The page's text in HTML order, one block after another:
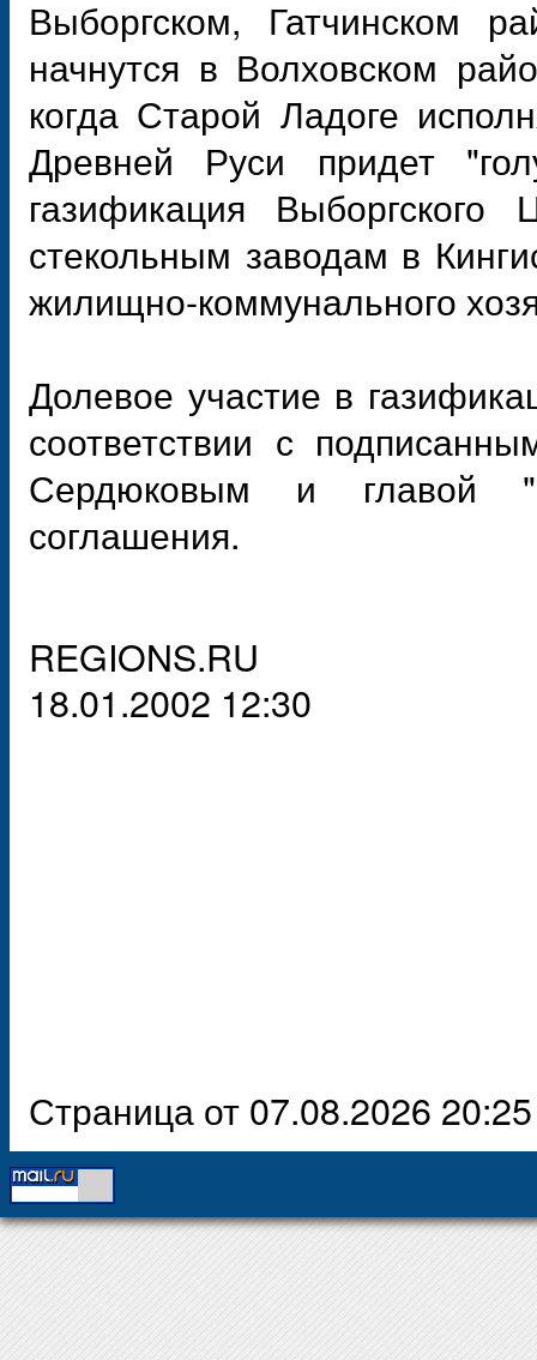
Выборгском, Гатчинском
начнутся в Волховском
когда Старой Ладоге
Древней Руси придет
газификация
стекольным заводам в
жилищно-коммунального
Долевое участие в
соответствии с
Сердюковым и главой
соглашения.
REGIONS.RU
18.01.2002 12:30
Страница от 07.08.2026 20:25